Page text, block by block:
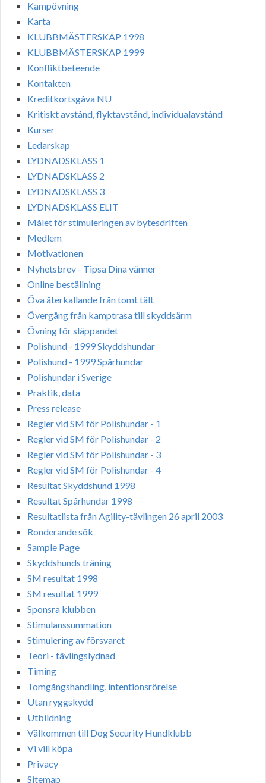
Kampövning
Karta
KLUBBMÄSTERSKAP 1998
KLUBBMÄSTERSKAP 1999
Konfliktbeteende
Kontakten
Kreditkortsgåva NU
Kritiskt avstånd, flyktavstånd, individualavstånd
Kurser
Ledarskap
LYDNADSKLASS 1
LYDNADSKLASS 2
LYDNADSKLASS 3
LYDNADSKLASS ELIT
Målet för stimuleringen av bytesdriften
Medlem
Motivationen
Nyhetsbrev - Tipsa Dina vänner
Online beställning
Öva återkallande från tomt tält
Övergång från kamptrasa till skyddsärm
Övning för släppandet
Polishund - 1999 Skyddshundar
Polishund - 1999 Spårhundar
Polishundar i Sverige
Praktik, data
Press release
Regler vid SM för Polishundar - 1
Regler vid SM för Polishundar - 2
Regler vid SM för Polishundar - 3
Regler vid SM för Polishundar - 4
Resultat Skyddshund 1998
Resultat Spårhundar 1998
Resultatlista från Agility-tävlingen 26 april 2003
Ronderande sök
Sample Page
Skyddshunds träning
SM resultat 1998
SM resultat 1999
Sponsra klubben
Stimulanssummation
Stimulering av försvaret
Teori - tävlingslydnad
Timing
Tomgångshandling, intentionsrörelse
Utan ryggskydd
Utbildning
Välkommen till Dog Security Hundklubb
Vi vill köpa
Privacy
Sitemap